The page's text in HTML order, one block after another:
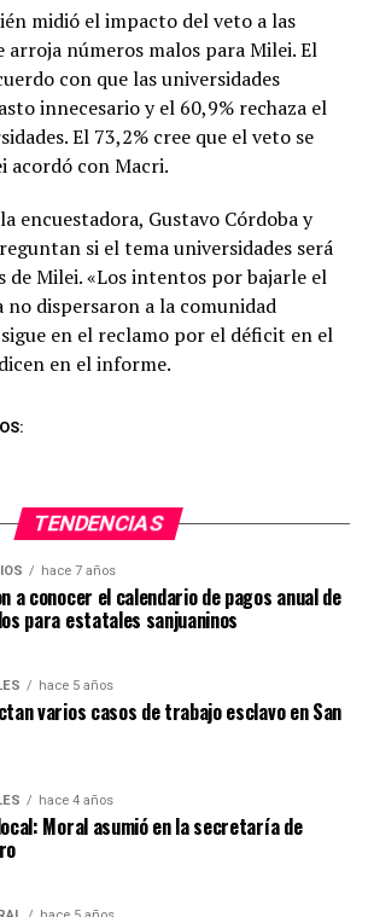
midió el impacto del veto a las
arroja números malos para Milei. El
con que las universidades
innecesario y el 60,9% rechaza el
El 73,2% cree que el veto se
acordó con Macri.
encuestadora, Gustavo Córdoba y
si el tema universidades será
de Milei. «Los intentos por bajarle el
dispersaron a la comunidad
en el reclamo por el déficit en el
en el informe.
TENDENCIAS
hace 7 años
a conocer el calendario de pagos anual de
para estatales sanjuaninos
hace 5 años
varios casos de trabajo esclavo en San
hace 4 años
Moral asumió en la secretaría de